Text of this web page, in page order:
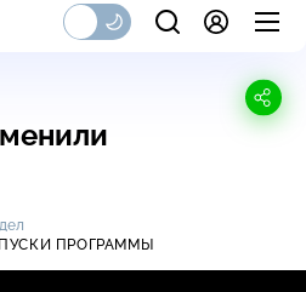
ПРОГРАММЫ